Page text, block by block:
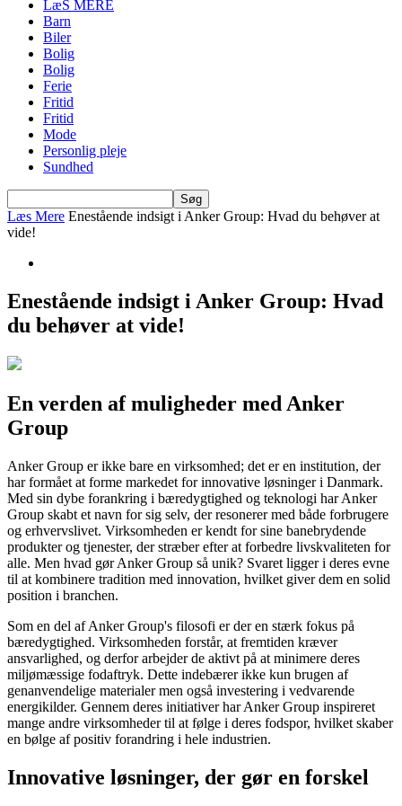
LæS MERE
Barn
Biler
Bolig
Bolig
Ferie
Fritid
Fritid
Mode
Personlig pleje
Sundhed
Læs Mere Enestående indsigt i Anker Group: Hvad du behøver at
vide!
Enestående indsigt i Anker Group: Hvad
du behøver at vide!
En verden af muligheder med Anker
Group
Anker Group er ikke bare en virksomhed; det er en institution, der
har formået at forme markedet for innovative løsninger i Danmark.
Med sin dybe forankring i bæredygtighed og teknologi har Anker
Group skabt et navn for sig selv, der resonerer med både forbrugere
og erhvervslivet. Virksomheden er kendt for sine banebrydende
produkter og tjenester, der stræber efter at forbedre livskvaliteten for
alle. Men hvad gør Anker Group så unik? Svaret ligger i deres evne
til at kombinere tradition med innovation, hvilket giver dem en solid
position i branchen.
Som en del af Anker Group's filosofi er der en stærk fokus på
bæredygtighed. Virksomheden forstår, at fremtiden kræver
ansvarlighed, og derfor arbejder de aktivt på at minimere deres
miljømæssige fodaftryk. Dette indebærer ikke kun brugen af
genanvendelige materialer men også investering i vedvarende
energikilder. Gennem deres initiativer har Anker Group inspireret
mange andre virksomheder til at følge i deres fodspor, hvilket skaber
en bølge af positiv forandring i hele industrien.
Innovative løsninger, der gør en forskel